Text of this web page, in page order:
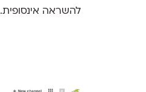
להשראה אינסופית.